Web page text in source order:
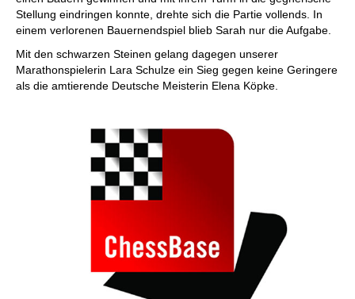
Stellung eindringen konnte, drehte sich die Partie vollends. In
einem verlorenen Bauernendspiel blieb Sarah nur die Aufgabe.
Mit den schwarzen Steinen gelang dagegen unserer
Marathonspielerin Lara Schulze ein Sieg gegen keine Geringere
als die amtierende Deutsche Meisterin Elena Köpke.